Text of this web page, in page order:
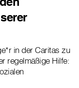
in der Caritas zu
regelmäßige Hilfe: